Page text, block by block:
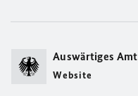
Auswärtiges Amt
Website